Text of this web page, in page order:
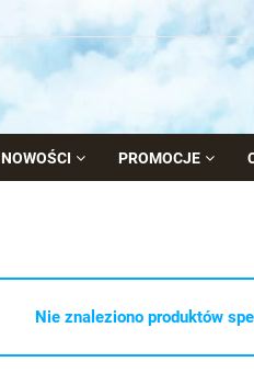
NOWOŚCI PROMOCJE
Nie znaleziono produktów